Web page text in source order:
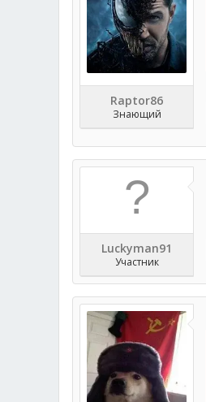
Raptor86
Знающий
Luckyman91
Участник